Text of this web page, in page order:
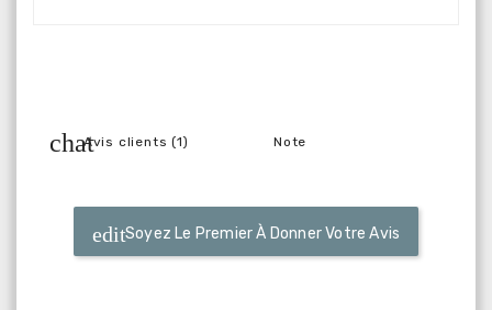
Avis clients (1) Note
Soyez Le Premier À Donner Votre Avis